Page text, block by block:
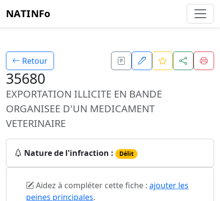
NATINFo
Retour
35680
EXPORTATION ILLICITE EN BANDE
ORGANISEE D'UN MEDICAMENT
VETERINAIRE
Nature de l'infraction : Délit
Aidez à compléter cette fiche : ajouter les
peines principales.